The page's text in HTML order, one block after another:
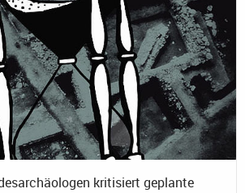
kritisiert geplante